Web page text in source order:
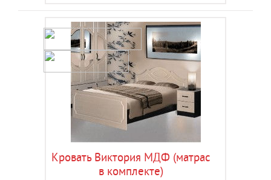
Кровать Виктория МДФ (матрас
в комплекте)